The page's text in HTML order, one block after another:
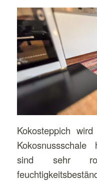
Kokosteppich
sind sehr